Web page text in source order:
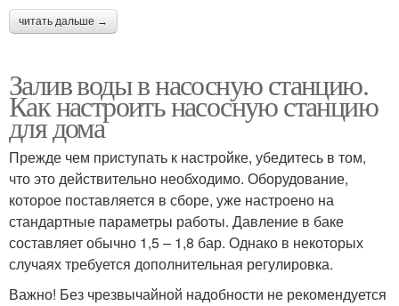
читать дальше →
Залив воды в насосную станцию.
Как настроить насосную станцию
для дома
Прежде чем приступать к настройке, убедитесь в том,
что это действительно необходимо. Оборудование,
которое поставляется в сборе, уже настроено на
стандартные параметры работы. Давление в баке
составляет обычно 1,5 – 1,8 бар. Однако в некоторых
случаях требуется дополнительная регулировка.
Важно! Без чрезвычайной надобности не рекомендуется